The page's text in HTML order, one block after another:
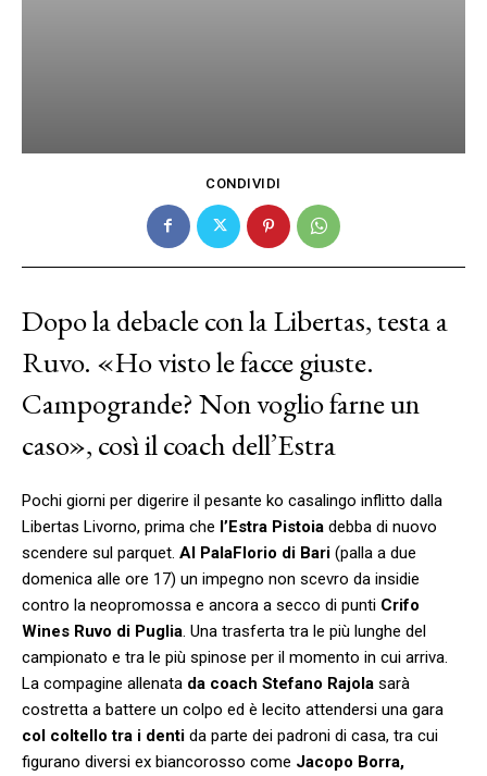
CONDIVIDI
Dopo la debacle con la Libertas, testa a
Ruvo. «Ho visto le facce giuste.
Campogrande? Non voglio farne un
caso», così il coach dell’Estra
Pochi giorni per digerire il pesante ko casalingo inflitto dalla
Libertas Livorno, prima che l’Estra Pistoia debba di nuovo
scendere sul parquet. Al PalaFlorio di Bari (palla a due
domenica alle ore 17) un impegno non scevro da insidie
contro la neopromossa e ancora a secco di punti Crifo
Wines Ruvo di Puglia. Una trasferta tra le più lunghe del
campionato e tra le più spinose per il momento in cui arriva.
La compagine allenata da coach Stefano Rajola sarà
costretta a battere un colpo ed è lecito attendersi una gara
col coltello tra i denti da parte dei padroni di casa, tra cui
figurano diversi ex biancorosso come Jacopo Borra,